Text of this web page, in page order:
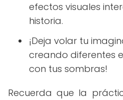
efectos visuales
historia.
¡Deja volar tu
creando diferentes
con tus sombras!
Recuerda que la